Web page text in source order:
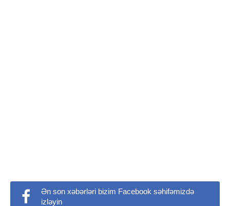
Ən son xəbərləri bizim Facebook səhifəmizdə
izləyin